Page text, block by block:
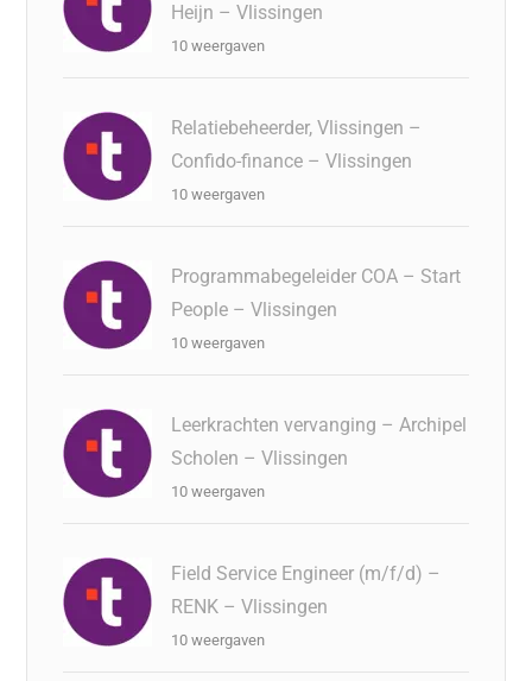
Heijn – Vlissingen
10 weergaven
Relatiebeheerder, Vlissingen –
Confido-finance – Vlissingen
10 weergaven
Programmabegeleider COA – Start
People – Vlissingen
10 weergaven
Leerkrachten vervanging – Archipel
Scholen – Vlissingen
10 weergaven
Field Service Engineer (m/f/d) –
RENK – Vlissingen
10 weergaven